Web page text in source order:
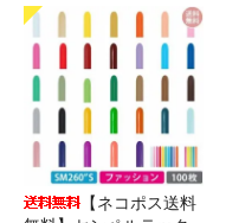
【ネコポス送料